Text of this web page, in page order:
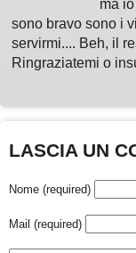
ma
sono bravo sono i
servirmi.... Beh, il
Ringraziatemi o
LASCIA UN
Nome (required)
Mail (required)